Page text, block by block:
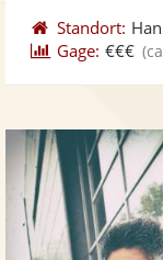
Standort:
Gage: €€€